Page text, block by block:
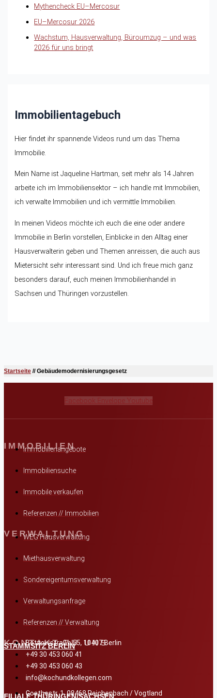
Mythencheck EU–Mercosur
EU–Mercosur 2026
Wachstum, Hausverwaltung, Büroumzug – und was
2026 für uns bringt
Immobilientagebuch
Hier findet ihr spannende Videos rund um das Thema
Immobilie.
Mein Name ist Jaqueline Hartman, seit mehr als 14 Jahren
arbeite ich im Immobiliensektor – ich handle mit Immobilien,
ich verwalte Immobilien und ich vermittle Immobilien.
In meinen Videos möchte ich euch die eine oder andere
Immobilie in Berlin vorstellen, Einblicke in den Alltag einer
Hausverwalterin geben und Themen anreissen, die auch aus
Mietersicht sehr interessant sind. Und ich freue mich ganz
besonders darauf, euch meinen Immobilienhandel in
Sachsen und Thüringen vorzustellen.
Startseite //Gebäudemodernisierungsgesetz
Facebook Envelope Youtube
IMMOBILIEN
Immobilienangebote
Immobiliensuche
Immobile verkaufen
Referenzen // Immobilien
VERWALTUNG
WEG Hausverwaltung
Miethausverwaltung
Sondereigentumsverwaltung
Verwaltungsanfrage
Referenzen // Verwaltung
KONTAKT ZU UNS
STAMMSITZ BERLIN
Bötzowstraße 55, 10407 Berlin
+49 30 453 060 41
+49 30 453 060 43
info@kochundkollegen.com
FILIALE THÜRINGEN/SACHSEN
Goethestr. 1, 08468 Reichenbach / Vogtland